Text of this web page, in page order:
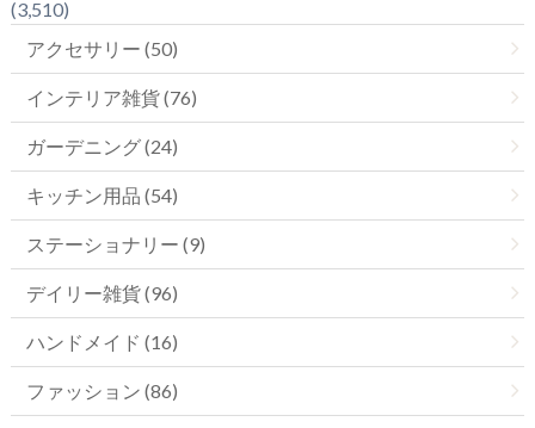
(3,510)
アクセサリー (50)
インテリア雑貨 (76)
ガーデニング (24)
キッチン用品 (54)
ステーショナリー (9)
デイリー雑貨 (96)
ハンドメイド (16)
ファッション (86)